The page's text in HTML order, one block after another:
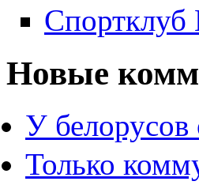
Новые
У белорусов
Только